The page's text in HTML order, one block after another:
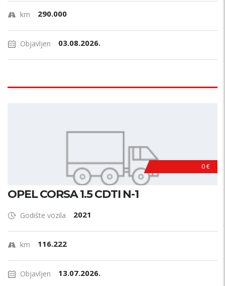
km 290.000
Objavljen 03.08.2026.
0 €
OPEL CORSA 1.5 CDTI N-1
Godište vozila 2021
km 116.222
Objavljen 13.07.2026.